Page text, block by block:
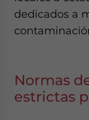
dedicados a
Normas
estrictas